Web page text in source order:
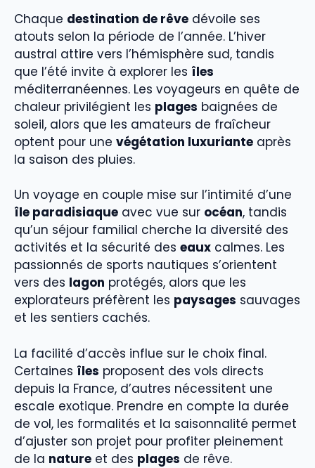
Chaque destination de rêve dévoile ses
atouts selon la période de l’année. L’hiver
austral attire vers l’hémisphère sud, tandis
que l’été invite à explorer les îles
méditerranéennes. Les voyageurs en quête de
chaleur privilégient les plages baignées de
soleil, alors que les amateurs de fraîcheur
optent pour une végétation luxuriante après
la saison des pluies.
Un voyage en couple mise sur l’intimité d’une
île paradisiaque avec vue sur océan, tandis
qu’un séjour familial cherche la diversité des
activités et la sécurité des eaux calmes. Les
passionnés de sports nautiques s’orientent
vers des lagon protégés, alors que les
explorateurs préfèrent les paysages sauvages
et les sentiers cachés.
La facilité d’accès influe sur le choix final.
Certaines îles proposent des vols directs
depuis la France, d’autres nécessitent une
escale exotique. Prendre en compte la durée
de vol, les formalités et la saisonnalité permet
d’ajuster son projet pour profiter pleinement
de la nature et des plages de rêve.